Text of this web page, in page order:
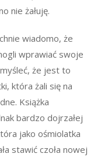
nie żałuję.
wiadomo, że
wprawiać swoje
że jest to
która żali się na
Książka
bardzo dojrzałej
jako ośmiolatka
stawić czoła nowej